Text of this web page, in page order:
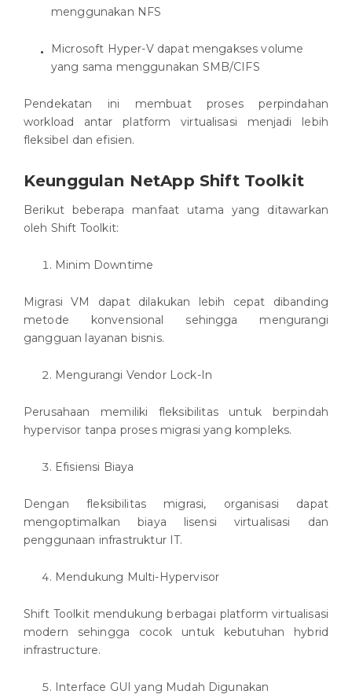
menggunakan NFS
Microsoft Hyper-V dapat mengakses volume
yang sama menggunakan SMB/CIFS
Pendekatan ini membuat proses perpindahan
workload antar platform virtualisasi menjadi lebih
fleksibel dan efisien.
Keunggulan NetApp Shift Toolkit
Berikut beberapa manfaat utama yang ditawarkan
oleh Shift Toolkit:
Minim Downtime
Migrasi VM dapat dilakukan lebih cepat dibanding
metode konvensional sehingga mengurangi
gangguan layanan bisnis.
Mengurangi Vendor Lock-In
Perusahaan memiliki fleksibilitas untuk berpindah
hypervisor tanpa proses migrasi yang kompleks.
Efisiensi Biaya
Dengan fleksibilitas migrasi, organisasi dapat
mengoptimalkan biaya lisensi virtualisasi dan
penggunaan infrastruktur IT.
Mendukung Multi-Hypervisor
Shift Toolkit mendukung berbagai platform virtualisasi
modern sehingga cocok untuk kebutuhan hybrid
infrastructure.
Interface GUI yang Mudah Digunakan